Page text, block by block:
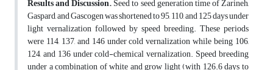
Results and Discussion.Seed to seed generation time of Zarineh,
Gaspard, and Gascogenwas shortened to 95, 110, and 125 days under
light vernalization followed by speed breeding. These periods
were 114, 137, and 146 under cold vernalization while being 106,
124, and 136 under cold-chemical vernalization. Speed breeding